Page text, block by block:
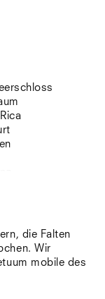
die Falten
Wir
mobile des